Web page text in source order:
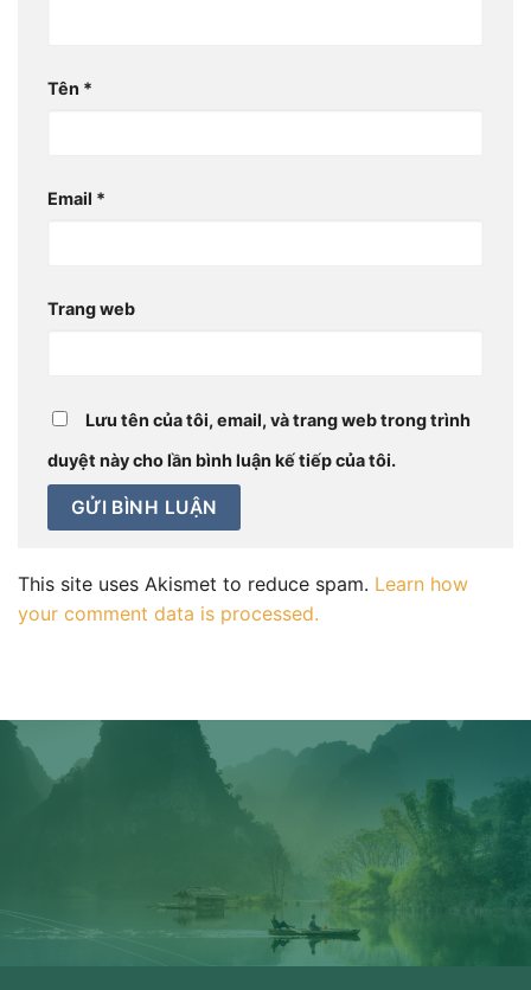
Tên *
Email *
Trang web
Lưu tên của tôi, email, và trang web trong trình
duyệt này cho lần bình luận kế tiếp của tôi.
This site uses Akismet to reduce spam. Learn how
your comment data is processed.